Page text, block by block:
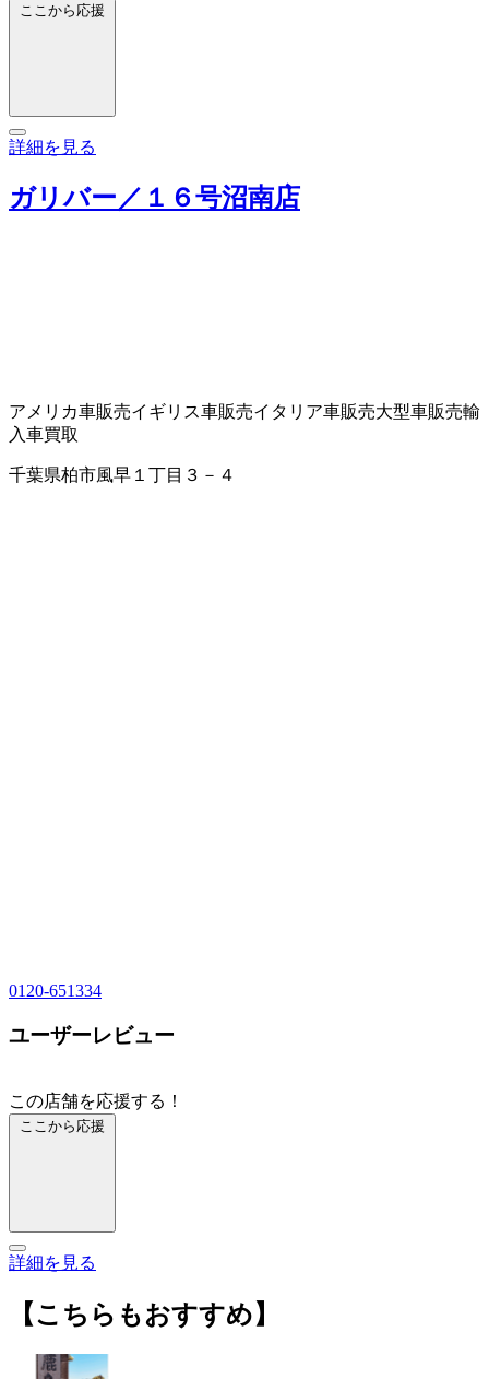
ここから応援
詳細を見る
ガリバー／１６号沼南店
アメリカ車販売イギリス車販売イタリア車販売大型車販売輸
入車買取
千葉県柏市風早１丁目３－４
0120-651334
ユーザーレビュー
この店舗を応援する！
ここから応援
詳細を見る
【こちらもおすすめ】